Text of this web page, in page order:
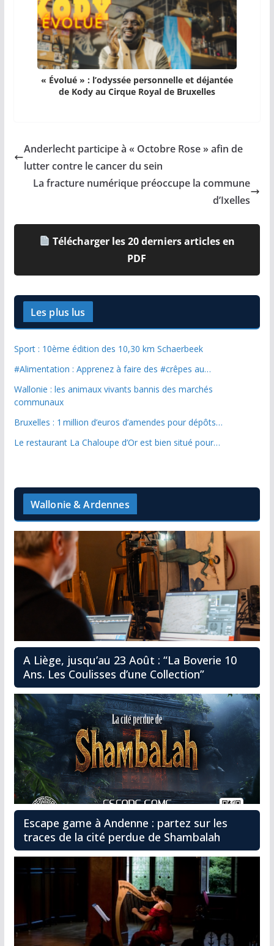
« Évolué » : l’odyssée personnelle et déjantée
de Kody au Cirque Royal de Bruxelles
Anderlecht participe à « Octobre Rose » afin de
lutter contre le cancer du sein
La fracture numérique préoccupe la commune
d’Ixelles
Télécharger les 20 derniers articles en
PDF
Les plus lus
Sport : 10ème édition des 10,30 km Schaerbeek
#Alimentation : Apprenez à faire des #crêpes au…
Wallonie : les animaux vivants bannis des marchés
communaux
Bruxelles : 1 million d’euros d’amendes pour dépôts…
Le restaurant La Chaloupe d’Or est bien situé pour…
Wallonie & Ardennes
A Liège, jusqu’au 23 Août : “La Boverie 10
Ans. Les Coulisses d’une Collection”
Escape game à Andenne : partez sur les
traces de la cité perdue de Shambalah